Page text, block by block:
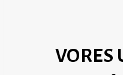
VORES